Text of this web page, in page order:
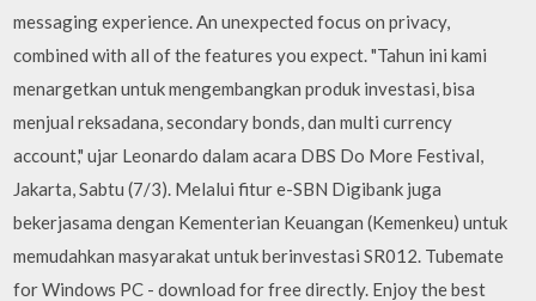
messaging experience. An unexpected focus on privacy,
combined with all of the features you expect. "Tahun ini kami
menargetkan untuk mengembangkan produk investasi, bisa
menjual reksadana, secondary bonds, dan multi currency
account," ujar Leonardo dalam acara DBS Do More Festival,
Jakarta, Sabtu (7/3). Melalui fitur e-SBN Digibank juga
bekerjasama dengan Kementerian Keuangan (Kemenkeu) untuk
memudahkan masyarakat untuk berinvestasi SR012. Tubemate
for Windows PC - download for free directly. Enjoy the best